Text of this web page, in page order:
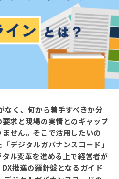
なく、何から着手すべきか分
求と現場の実情とのギャップ
せん。そこで活用したいの
デジタルガバナンスコード」
ル変革を進める上で経営者が
推進の羅針盤となるガイド